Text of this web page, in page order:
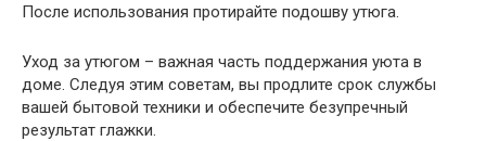
После использования протирайте подошву утюга.
Уход за утюгом – важная часть поддержания уюта в
доме. Следуя этим советам, вы продлите срок службы
вашей бытовой техники и обеспечите безупречный
результат глажки.